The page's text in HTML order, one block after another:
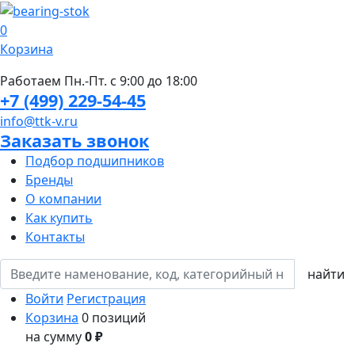
0
Корзина
Работаем Пн.-Пт. с 9:00 до 18:00
+7 (499) 229-54-45
info@ttk-v.ru
Заказать звонок
Подбор подшипников
Бренды
О компании
Как купить
Контакты
Войти Регистрация
Корзина 0 позиций
на сумму0 ₽